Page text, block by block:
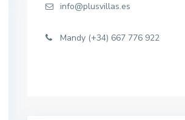
info@plusvillas.es
Mandy (+34) 667 776 922